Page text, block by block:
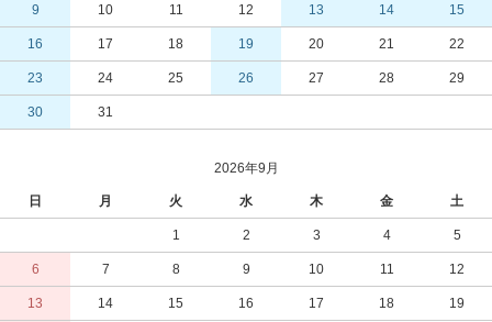
9 10 11 12 13 14 15
16 17 18 19 20 21 22
23 24 25 26 27 28 29
30 31
2026年9月
日 月 火 水 木 金 土
1 2 3 4 5
6 7 8 9 10 11 12
13 14 15 16 17 18 19